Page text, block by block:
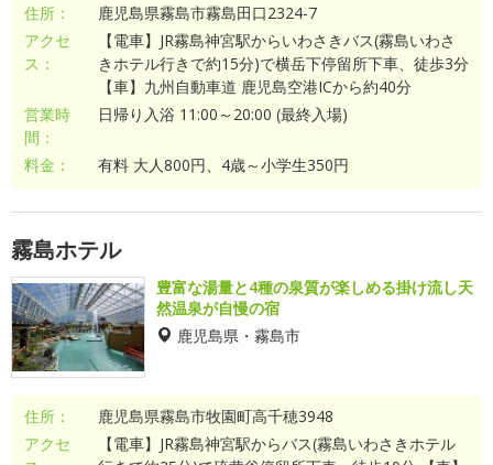
住所：
鹿児島県霧島市霧島田口2324-7
アクセ
ス：
【電車】JR霧島神宮駅からいわさきバス(霧島いわさ
きホテル行きで約15分)で横岳下停留所下車、徒歩3分
【車】九州自動車道 鹿児島空港ICから約40分
営業時
間：
日帰り入浴 11:00～20:00 (最終入場)
料金： 有料 大人800円、4歳～小学生350円
霧島ホテル
豊富な湯量と4種の泉質が楽しめる掛け流し天
然温泉が自慢の宿
鹿児島県・霧島市
住所：
鹿児島県霧島市牧園町高千穂3948
アクセ
【電車】JR霧島神宮駅からバス(霧島いわさきホテル